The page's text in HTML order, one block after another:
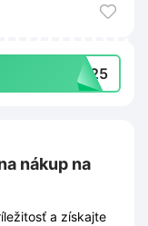
VA25
nákup na
a získajte